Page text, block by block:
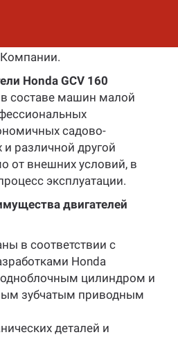
Honda GCV 160
составе машин малой
садово-
различной другой
от внешних условий, в
эксплуатации.
двигателей
в соответствии с
Honda
одноблочным цилиндром и
зубчатым приводным
деталей и